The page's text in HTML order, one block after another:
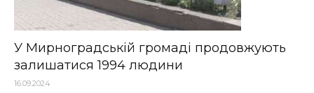
У Мирноградській громаді продовжують
залишатися 1994 людини
16.09.2024